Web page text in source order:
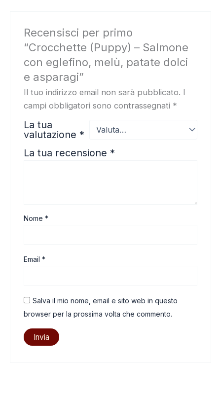
Recensisci per primo
“Crocchette (Puppy) – Salmone
con eglefino, melù, patate dolci
e asparagi”
Il tuo indirizzo email non sarà pubblicato. I
campi obbligatori sono contrassegnati *
La tua
valutazione *
La tua recensione *
Nome*
Email*
Salva il mio nome, email e sito web in questo
browser per la prossima volta che commento.